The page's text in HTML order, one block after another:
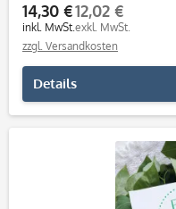
14,30 €
inkl. MwSt.
12,02 €
exkl. MwSt.
zzgl. Versandkosten
Details